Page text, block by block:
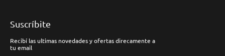
Suscríbite
Recibí las ultimas novedades y ofertas direcamente a
tu email